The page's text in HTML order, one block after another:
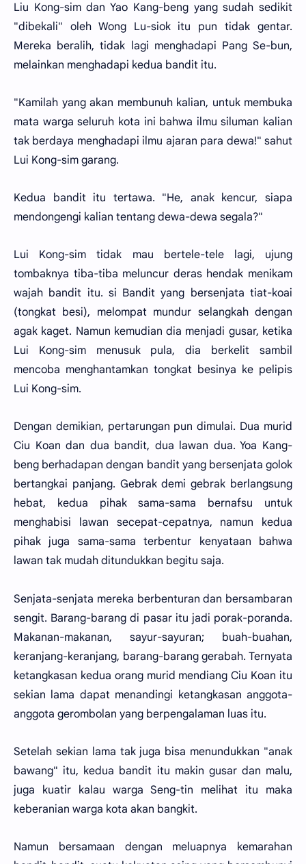
Liu Kong-sim dan Yao Kang-beng yang sudah sedikit
"dibekali" oleh Wong Lu-siok itu pun tidak gentar.
Mereka beralih, tidak lagi menghadapi Pang Se-bun,
melainkan menghadapi kedua bandit itu.
"Kamilah yang akan membunuh kalian, untuk membuka
mata warga seluruh kota ini bahwa ilmu siluman kalian
tak berdaya menghadapi ilmu ajaran para dewa!" sahut
Lui Kong-sim garang.
Kedua bandit itu tertawa. "He, anak kencur, siapa
mendongengi kalian tentang dewa-dewa segala?"
Lui Kong-sim tidak mau bertele-tele lagi, ujung
tombaknya tiba-tiba meluncur deras hendak menikam
wajah bandit itu. si Bandit yang bersenjata tiat-koai
(tongkat besi), melompat mundur selangkah dengan
agak kaget. Namun kemudian dia menjadi gusar, ketika
Lui Kong-sim menusuk pula, dia berkelit sambil
mencoba menghantamkan tongkat besinya ke pelipis
Lui Kong-sim.
Dengan demikian, pertarungan pun dimulai. Dua murid
Ciu Koan dan dua bandit, dua lawan dua. Yoa Kang-
beng berhadapan dengan bandit yang bersenjata golok
bertangkai panjang. Gebrak demi gebrak berlangsung
hebat, kedua pihak sama-sama bernafsu untuk
menghabisi lawan secepat-cepatnya, namun kedua
pihak juga sama-sama terbentur kenyataan bahwa
lawan tak mudah ditundukkan begitu saja.
Senjata-senjata mereka berbenturan dan bersambaran
sengit. Barang-barang di pasar itu jadi porak-poranda.
Makanan-makanan, sayur-sayuran; buah-buahan,
keranjang-keranjang, barang-barang gerabah. Ternyata
ketangkasan kedua orang murid mendiang Ciu Koan itu
sekian lama dapat menandingi ketangkasan anggota-
anggota gerombolan yang berpengalaman luas itu.
Setelah sekian lama tak juga bisa menundukkan "anak
bawang" itu, kedua bandit itu makin gusar dan malu,
juga kuatir kalau warga Seng-tin melihat itu maka
keberanian warga kota akan bangkit.
Namun bersamaan dengan meluapnya kemarahan